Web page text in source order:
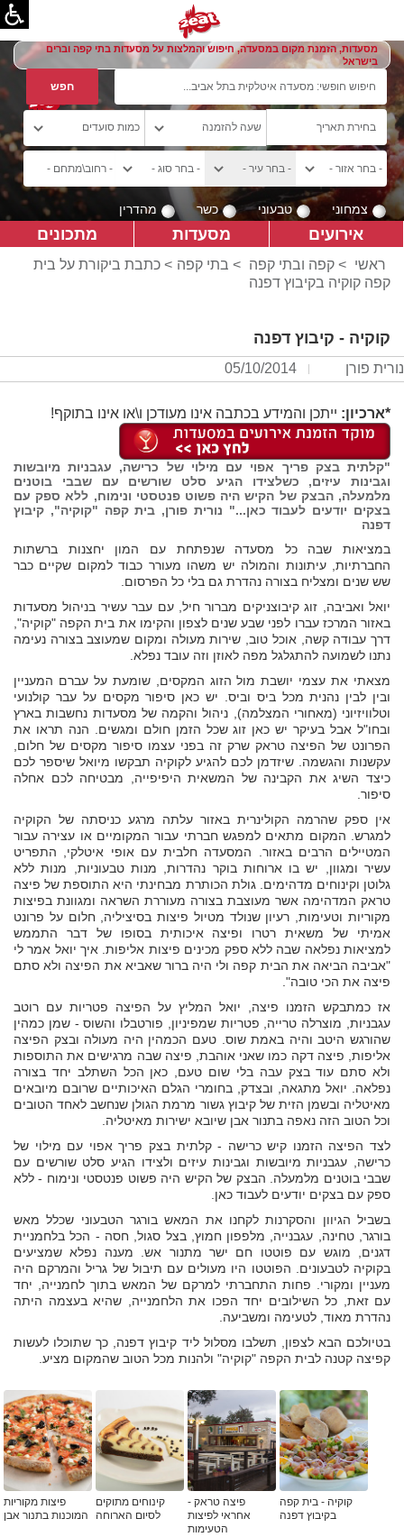
מסעדות, הזמנת מקום במסעדה, חיפוש והמלצות על מסעדות בתי קפה וברים
בישראל
צמחוני טבעוני כשר מהדרין
אירועים מסעדות מתכונים
ראשי > קפה ובתי קפה > בתי קפה > כתבת ביקורת על בית
קפה קוקיה בקיבוץ דפנה
קוקיה - קיבוץ דפנה
נורית פורן 05/10/2014
*ארכיון: ייתכן והמידע בכתבה אינו מעודכן ו\או אינו בתוקף!
"קלתית בצק פריך אפוי עם מילוי של כרישה, עגבניות מיובשות
וגבינות עיזים, כשלצידו הגיע סלט שורשים עם שבבי בוטנים
מלמעלה, הבצק של הקיש היה פשוט פנטסטי ונימוח, ללא ספק עם
בצקים יודעים לעבוד כאן..." נורית פורן, בית קפה "קוקיה", קיבוץ
דפנה
במציאות שבה כל מסעדה שנפתחת עם המון יחצנות ברשתות
החברתיות, עיתונות והמולה יש משהו מעורר כבוד למקום שקיים כבר
שש שנים ומצליח בצורה נהדרת גם בלי כל הפרסום.
יואל ואביבה, זוג קיבוצניקים מברור חיל, עם עבר עשיר בניהול מסעדות
באזור המרכז עברו לפני שבע שנים לצפון והקימו את בית הקפה "קוקיה",
דרך עבודה קשה, אוכל טוב, שירות מעולה ומקום שמעוצב בצורה נעימה
נתנו לשמועה להתגלגל מפה לאוזן וזה עובד נפלא.
מצאתי את עצמי יושבת מול הזוג המקסים, שומעת על עברם המעניין
ובין לבין נהנית מכל ביס וביס. יש כאן סיפור מקסים על עבר קולנועי
וטלוויזיוני (מאחורי המצלמה), ניהול והקמה של מסעדות נחשבות בארץ
ובחו"ל אבל בעיקר יש כאן זוג שכל הזמן חולם ומגשים. הנה תראו את
הפרונט של הפיצה טראק שרק זה בפני עצמו סיפור מקסים של חלום,
עקשנות והגשמה. שיזדמן לכם להגיע לקוקיה תבקשו מיואל שיספר לכם
כיצד השיג את הקבינה של המשאית היפיפייה, מבטיחה לכם אחלה
סיפור.
אין ספק שהרמה הקולינרית באזור עלתה מרגע כניסתה של הקוקיה
למגרש. המקום מתאים למפגש חברתי עבור המקומיים או עצירה עבור
המטיילים הרבים באזור. המסעדה חלבית עם אופי איטלקי, התפריט
עשיר ומגוון, יש בו ארוחות בוקר נהדרות, מנות טבעוניות, מנות ללא
גלוטן וקינוחים מדהימים. גולת הכותרת מבחינתי היא התוספת של פיצה
טראק המדהימה אשר מעוצבת בצורה מעוררת השראה ומגוונת בפיצות
מקוריות וטעימות, רעיון שנולד מטיול פיצות בסיציליה, חלום על פרונט
אמיתי של משאית רטרו ופיצה איכותית בסופו של דבר התממש
למציאות נפלאה שבה ללא ספק מכינים פיצות אליפות. איך יואל אמר לי
"אביבה הביאה את הבית קפה ולי היה ברור שאביא את הפיצה ולא סתם
פיצה את הכי טובה".
אז כמתבקש הזמנו פיצה, יואל המליץ על הפיצה פטריות עם רוטב
עגבניות, מוצרלה טרייה, פטריות שמפיניון, פורטבלו והשוס - שמן כמהין
שהורגש היטב והיה באמת שוס. טעם הכמהין היה מעולה ובצק הפיצה
אליפות, פיצה דקה כמו שאני אוהבת, פיצה שבה מרגישים את התוספות
ולא סתם עוד בצק עבה בלי שום טעם, כאן הכל השתלב יחד בצורה
נפלאה. יואל מתגאה, ובצדק, בחומרי הגלם האיכותיים שרובם מיובאים
מאיטליה ובשמן הזית של קיבוץ גשור מרמת הגולן שנחשב לאחד הטובים
וכל הטוב הזה נאפה בתנור אבן שיובא ישירות מאיטליה.
לצד הפיצה הזמנו קיש כרישה - קלתית בצק פריך אפוי עם מילוי של
כרישה, עגבניות מיובשות וגבינות עיזים ולצידו הגיע סלט שורשים עם
שבבי בוטנים מלמעלה. הבצק של הקיש היה פשוט פנטסטי ונימוח - ללא
ספק עם בצקים יודעים לעבוד כאן.
בשביל הגיוון והסקרנות לקחנו את המאש בורגר הטבעוני שכלל מאש
בורגר, טחינה, עגבנייה, מלפפון חמוץ, בצל סגול, חסה - הכל בלחמניית
דגנים, מוגש עם פוטטו חם ישר מתנור אש. מענה נפלא שמציעים
בקוקיה לטבעונים. הפוטטו היו מעולים עם תיבול של גריל והמרקם היה
מעניין ומקורי. פחות התחברתי למרקם של המאש בתוך לחמנייה, יחד
עם זאת, כל השילובים יחד הפכו את הלחמנייה, שהיא בעצמה היתה
נהדרת מאוד, לטעימה ומשביעה.
בטיולכם הבא לצפון, תשלבו מסלול ליד קיבוץ דפנה, כך שתוכלו לעשות
קפיצה קטנה לבית הקפה "קוקיה" ולהנות מכל הטוב שהמקום מציע.
קוקיה - בית קפה
בקיבוץ דפנה
פיצה טראק -
אחראי לפיצות
הטעימות
קינוחים מתוקים
לסיום הארוחה
פיצות מקוריות
המוכנות בתנור אבן